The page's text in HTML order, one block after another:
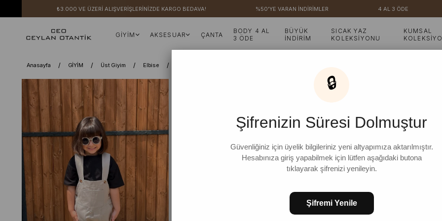
₺3.000 VE ÜZERİ ALIŞVERİŞLERİNİZDE KARGO BEDAVA! %50'YE VARAN İNDİRİMLER 4 AL 3 ÖDE
GİYİM AKSESUAR ÇANTA
BODY 4 AL
3 ÖDE
BÜYÜK
İNDİRİM
SICAK YAZ
KOLEKSİYONU
KUMSAL
Anasayfa GİYİM Üst Giyim Elbise
Vizon Duck Keten
%
70
₺999,99
ÇOCUK YAŞ
🔒
Şifrenizin Süresi Dolmuştur
Güvenliğiniz için üyelik bilgileriniz yeni altyapımıza aktarılmıştır.
Hesabınıza giriş yapabilmek için lütfen aşağıdaki butona
tıklayarak şifrenizi yenileyin.
Şifremi Yenile